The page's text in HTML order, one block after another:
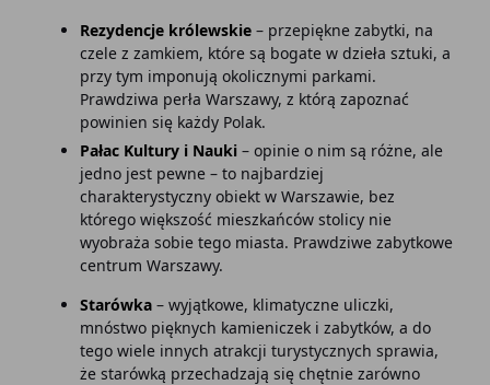
Rezydencje królewskie– przepiękne zabytki, na
czele z zamkiem, które są bogate w dzieła sztuki, a
przy tym imponują okolicznymi parkami.
Prawdziwa perła Warszawy, z którą zapoznać
powinien się każdy Polak.
Pałac Kultury i Nauki– opinie o nim są różne, ale
jedno jest pewne – to najbardziej
charakterystyczny obiekt w Warszawie, bez
którego większość mieszkańców stolicy nie
wyobraża sobie tego miasta. Prawdziwe zabytkowe
centrum Warszawy.
Starówka– wyjątkowe, klimatyczne uliczki,
mnóstwo pięknych kamieniczek i zabytków, a do
tego wiele innych atrakcji turystycznych sprawia,
że starówką przechadzają się chętnie zarówno